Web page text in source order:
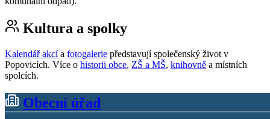
Kultura a spolky
Kalendář akcía fotogalerie představují společenský život v
Popovicích. Více o historii obce, ZŠ a MŠ, knihovně a místních
spolcích.
Obecní úřad